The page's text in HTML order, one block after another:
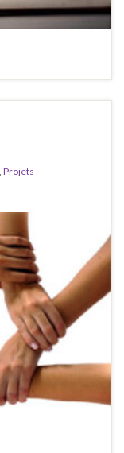
Projets